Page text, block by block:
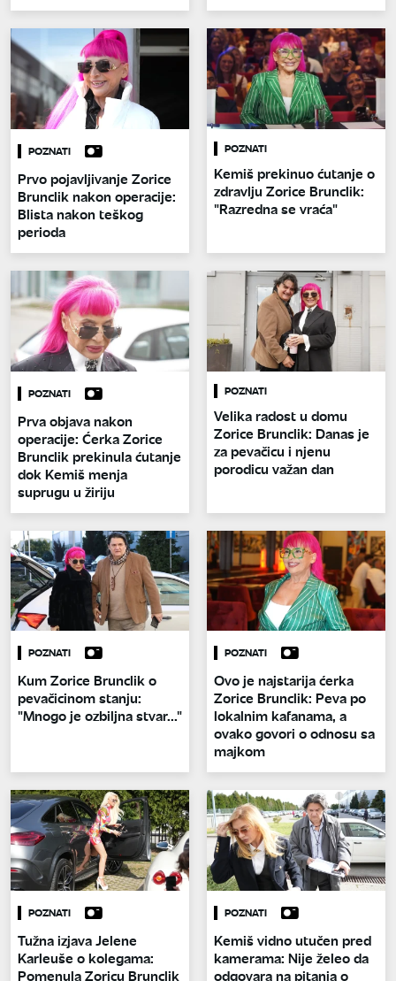
POZNATI
Prvo pojavljivanje Zorice
Brunclik nakon operacije:
Blista nakon teškog
perioda
POZNATI
Kemiš prekinuo ćutanje o
zdravlju Zorice Brunclik:
"Razredna se vraća"
POZNATI
Prva objava nakon
operacije: Ćerka Zorice
Brunclik prekinula ćutanje
dok Kemiš menja
suprugu u žiriju
POZNATI
Velika radost u domu
Zorice Brunclik: Danas je
za pevačicu i njenu
porodicu važan dan
POZNATI
Kum Zorice Brunclik o
pevačicinom stanju:
"Mnogo je ozbiljna stvar..."
POZNATI
Ovo je najstarija ćerka
Zorice Brunclik: Peva po
lokalnim kafanama, a
ovako govori o odnosu sa
majkom
POZNATI
Tužna izjava Jelene
Karleuše o kolegama:
Pomenula Zoricu Brunclik
POZNATI
Kemiš vidno utučen pred
kamerama: Nije želeo da
odgovara na pitanja o